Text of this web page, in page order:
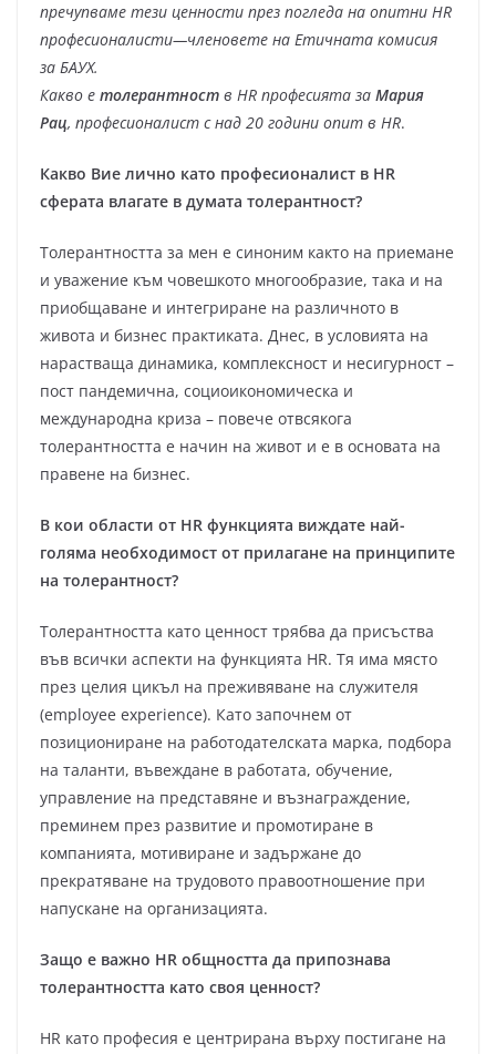
пречупваме тези ценности през погледа на опитни HR
професионалисти—членовете на Етичната комисия
за БАУХ.
Какво е толерантност в HR професията за Мария
Рац, професионалист с над 20 години опит в HR.
Какво Вие лично като професионалист в HR
сферата влагате в думата толерантност?
Толерантността за мен е синоним както на приемане
и уважение към човешкото многообразие, така и на
приобщаване и интегриране на различното в
живота и бизнес практиката. Днес, в условията на
нарастваща динамика, комплексност и несигурност –
пост пандемична, социоикономическа и
международна криза – повече отвсякога
толерантността е начин на живот и е в основата на
правене на бизнес.
В кои области от HR функцията виждате най-
голяма необходимост от прилагане на принципите
на толерантност?
Толерантността като ценност трябва да присъства
във всички аспекти на функцията HR. Тя има място
през целия цикъл на преживяване на служителя
(employee experience). Като започнем от
позициониране на работодателската марка, подбора
на таланти, въвеждане в работата, обучение,
управление на представяне и възнаграждение,
преминем през развитие и промотиране в
компанията, мотивиране и задържане до
прекратяване на трудовото правоотношение при
напускане на организацията.
Защо е важно HR общността да припознава
толерантността като своя ценност?
HR като професия е центрирана върху постигане на